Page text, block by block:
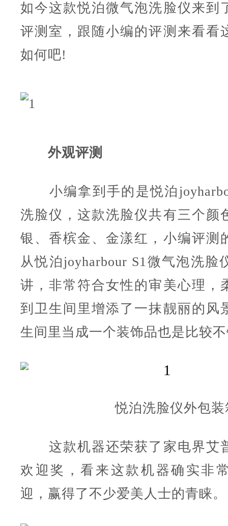
如今这款悦泊微气泡洗脸仪来到
评测室，跟随小编的评测来看看
如何吧!
外观评测
小编拿到手的是悦泊
洗脸仪，这款洗脸仪共有三个颜
银、香槟金、金漾红，小编评测
从悦泊joyharbour S1微气泡洗脸
讲，非常符合女性的审美心理，
到卫生间里增添了一抹靓丽的风
生间里当成一个装饰品也是比较
悦泊洗脸仪外包装
这款机器还荣获了家电界艾
欢迎奖，看来这款机器确实非
迎，赢得了不少爱美人士的青睐。